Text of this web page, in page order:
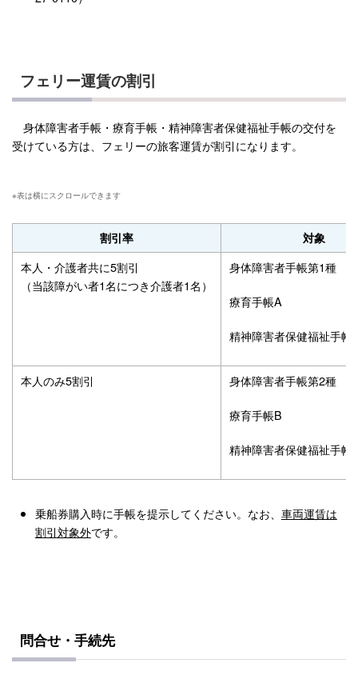
フェリー運賃の割引
身体障害者手帳・療育手帳・精神障害者保健福祉手帳の交付を
受けている方は、フェリーの旅客運賃が割引になります。
割引率 対象
本人・介護者共に5割引
（当該障がい者1名につき介護者1名）
身体障害者手帳第1種
療育手帳A
精神障害者保健福祉手帳
本人のみ5割引 身体障害者手帳第2種
療育手帳B
精神障害者保健福祉手帳
乗船券購入時に手帳を提示してください。なお、 車両運賃は
割引対象外です。
問合せ・手続先